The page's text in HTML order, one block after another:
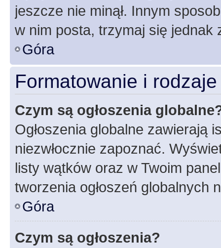
jeszcze nie minął. Innym
w nim posta, trzymaj się jednak
Góra
Formatowanie i
Czym są ogłoszenia
Ogłoszenia globalne zawierają
niezwłocznie zapoznać.
listy wątków oraz w Twoim
tworzenia ogłoszeń globalnych
Góra
Czym są ogłoszenia?